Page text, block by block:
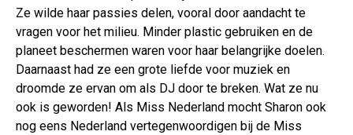
Ze wilde haar passies delen, vooral door aandacht te
vragen voor het milieu. Minder plastic gebruiken en de
planeet beschermen waren voor haar belangrijke doelen.
Daarnaast had ze een grote liefde voor muziek en
droomde ze ervan om als DJ door te breken. Wat ze nu
ook is geworden! Als Miss Nederland mocht Sharon ook
nog eens Nederland vertegenwoordigen bij de Miss